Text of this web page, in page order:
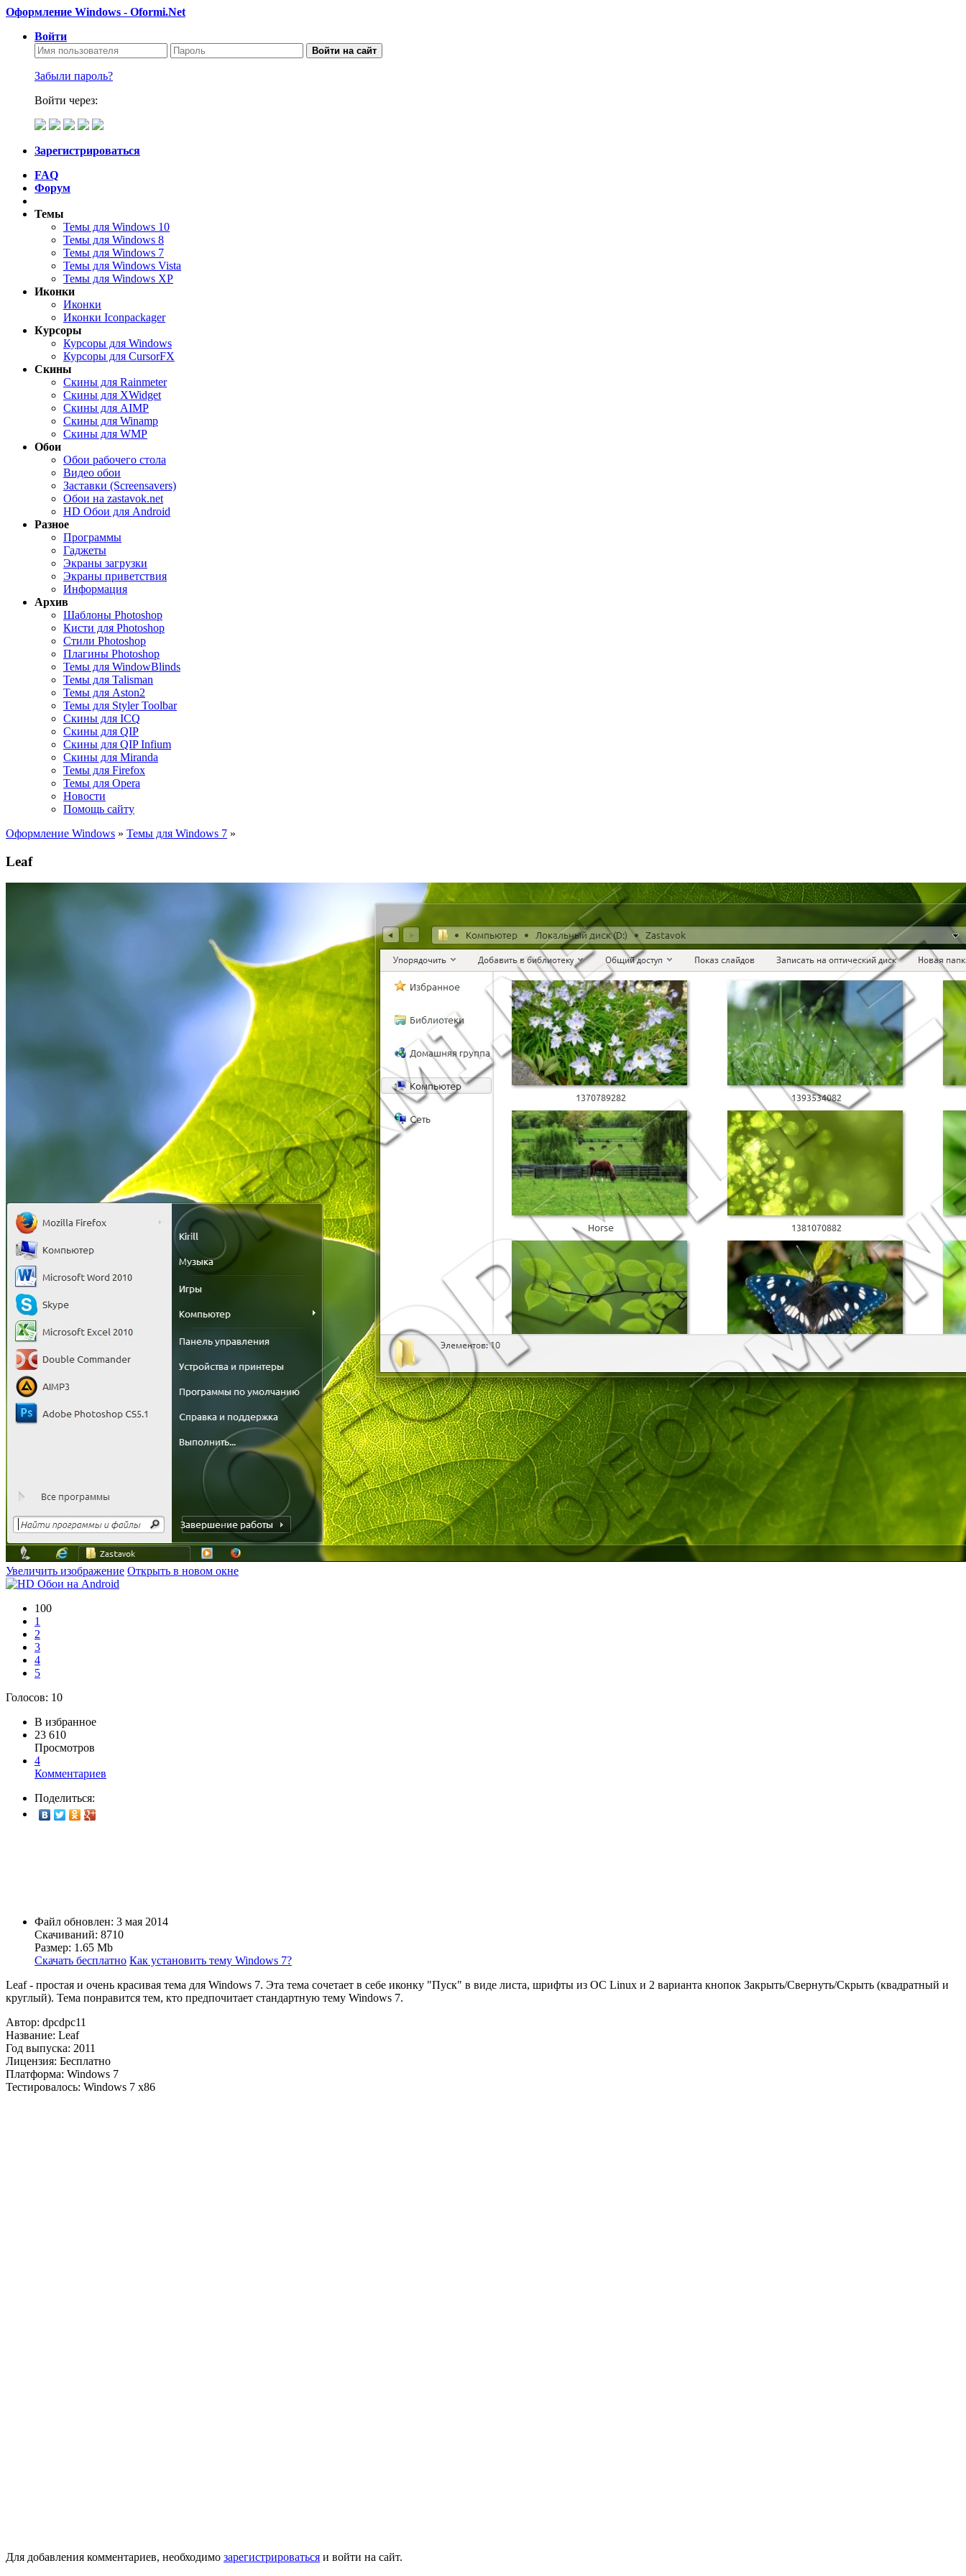
Оформление Windows - Oformi.Net
Войти
Войти на сайт
Забыли пароль?
Войти через:
Зарегистрироваться
FAQ
Форум
Темы
Темы для Windows 10
Темы для Windows 8
Темы для Windows 7
Темы для Windows Vista
Темы для Windows XP
Иконки
Иконки
Иконки Iconpackager
Курсоры
Курсоры для Windows
Курсоры для CursorFX
Скины
Скины для Rainmeter
Скины для XWidget
Скины для AIMP
Скины для Winamp
Скины для WMP
Обои
Обои рабочего стола
Видео обои
Заставки (Screensavers)
Обои на zastavok.net
HD Обои для Android
Разное
Программы
Гаджеты
Экраны загрузки
Экраны приветствия
Информация
Архив
Шаблоны Photoshop
Кисти для Photoshop
Стили Photoshop
Плагины Photoshop
Темы для WindowBlinds
Темы для Talisman
Темы для Aston2
Темы для Styler Toolbar
Скины для ICQ
Скины для QIP
Скины для QIP Infium
Скины для Miranda
Темы для Firefox
Темы для Opera
Новости
Помощь сайту
Оформление Windows » Темы для Windows 7 »
Leaf
Увеличить изображение Открыть в новом окне
100
1
2
3
4
5
Голосов: 10
В избранное
23 610
Просмотров
4
Комментариев
Поделиться:
Файл обновлен: 3 мая 2014
Скачиваний: 8710
Размер: 1.65 Mb
Скачать бесплатно Как установить тему Windows 7?
Leaf - простая и очень красивая тема для Windows 7. Эта тема сочетает в себе иконку "Пуск" в виде листа, шрифты из ОС Linux и 2 варианта кнопок Закрыть/Свернуть/Скрыть (квадратный и
круглый). Тема понравится тем, кто предпочитает стандартную тему Windows 7.
Автор: dpcdpc11
Название: Leaf
Год выпуска: 2011
Лицензия: Бесплатно
Платформа: Windows 7
Тестировалось: Windows 7 x86
Для добавления комментариев, необходимо зарегистрироваться и войти на сайт.